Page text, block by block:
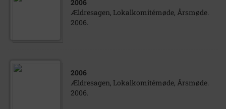
2006
Ældresagen, Lokalkomitémøde, Årsmøde.
2006.
2006
Ældresagen, Lokalkomitémøde, Årsmøde.
2006.